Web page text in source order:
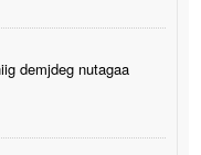
demjdeg nutagaa